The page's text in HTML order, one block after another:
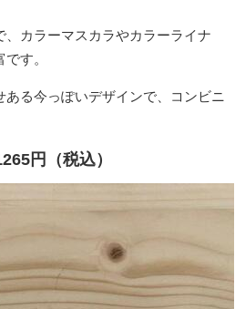
、カラーマスカラやカラーライナ
す。
る今っぽいデザインで、コンビニ
円（税込）